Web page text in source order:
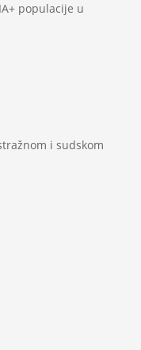
populacije u
i sudskom